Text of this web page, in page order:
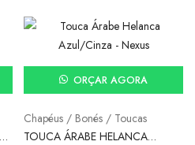
ORÇAR AGORA
Chapéus / Bonés / Toucas
TOUCA ÁRABE HELANCA